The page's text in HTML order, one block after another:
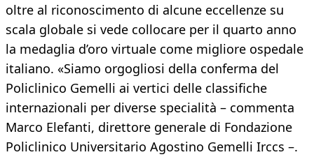
oltre al riconoscimento di alcune eccellenze su
scala globale si vede collocare per il quarto anno
la medaglia d’oro virtuale come migliore ospedale
italiano. «Siamo orgogliosi della conferma del
Policlinico Gemelli ai vertici delle classifiche
internazionali per diverse specialità – commenta
Marco Elefanti, direttore generale di Fondazione
Policlinico Universitario Agostino Gemelli Irccs –.